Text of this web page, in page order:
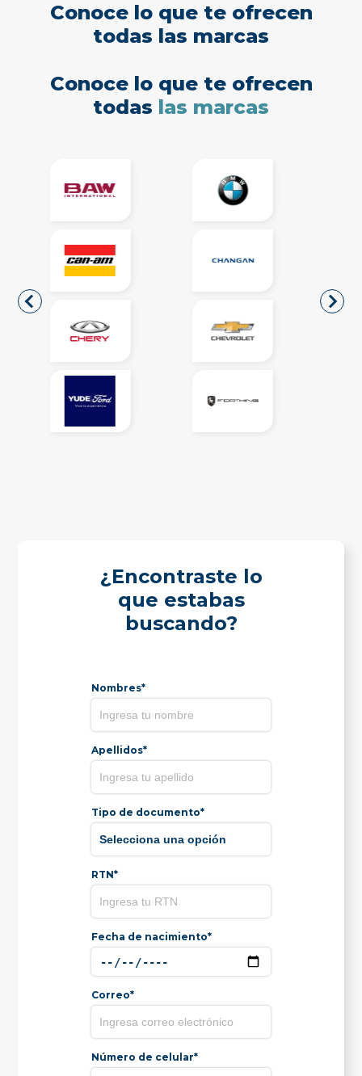
Conoce lo que te ofrecen
todas las marcas
Conoce lo que te ofrecen
todas las marcas
¿Encontraste lo
que estabas
buscando?
Nombres*
Apellidos*
Tipo de documento*
RTN*
Fecha de nacimiento*
Correo*
Número de celular*